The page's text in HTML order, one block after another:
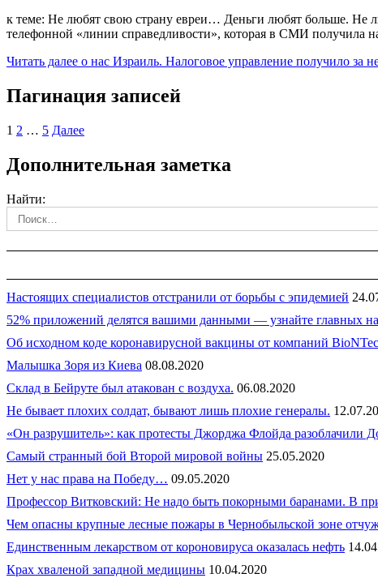
к теме: Не любят свою страну евреи… Деньги любят больше. Не
телефонной «линии справедливости», которая в СМИ получила
Читать далее о нас Израиль. Налоговое управление получило за
Пагинация записей
1 2 … 5 Далее
Дополнительная заметка
Найти:
Настоящих специалистов отстранили от борьбы с эпидемией
52% приложений делятся вашими данными — узнайте главных
Об исходном коде коронавирусной вакцины от компаний
Малышка Зоря из Киева 08.08.2020
Склад в Бейруте был атакован с воздуха. 06.08.2020
Не бывает плохих солдат, бывают лишь плохие генералы.
«Он разрушитель»: как протесты Джорджа Флойда разоблачили
Самый странный бой Второй мировой войны 25.05.2020
Нет у нас права на Победу… 09.05.2020
Профессор Витковский: Не надо быть покорными баранами. В
Чем опасны крупные лесные пожары в Чернобыльской зоне
Единственным лекарством от короновируса оказалась нефть
Крах хваленой западной медицины 10.04.2020